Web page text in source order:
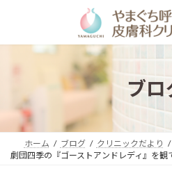
ン
プ
ー
動
ブロ
ホーム ブログ
クリニックだより
劇団四季の『ゴーストアンドレディ』を観